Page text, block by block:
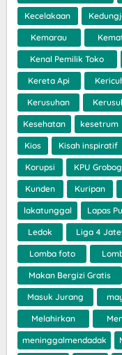
Kecelakaan
Kemarau
Kenal Pemilik Toko
Kereta Api
Kerusuhan
Kesehatan kesetrum
Kios Kisah inspiratif
Korupsi KPU
Kunden Kuripan
lakatunggal Lapas
Ledok Liga 4
Lomba foto
Makan Bergizi Gratis
Masuk Jurang
Melahirkan
meninggalmendadak